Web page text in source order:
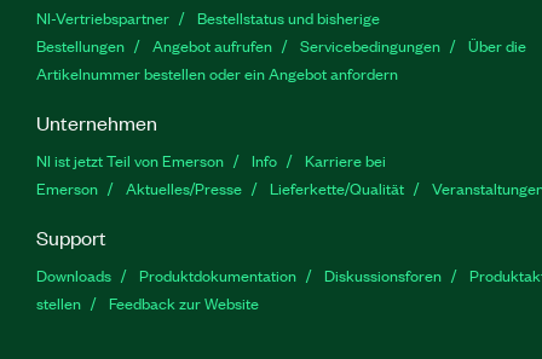
NI-Vertriebspartner
Bestellstatus und bisherige
Bestellungen
Angebot aufrufen Servicebedingungen
Über die
Artikelnummer bestellen oder ein Angebot anfordern
Unternehmen
NI ist jetzt Teil von Emerson Info
Karriere bei
Emerson
Aktuelles/Presse Lieferkette/Qualität
Support
Downloads Produktdokumentation Diskussionsforen
stellen
Feedback zur Website